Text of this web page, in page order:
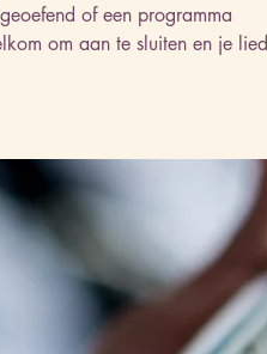
of een programma
om aan te sluiten en je lied